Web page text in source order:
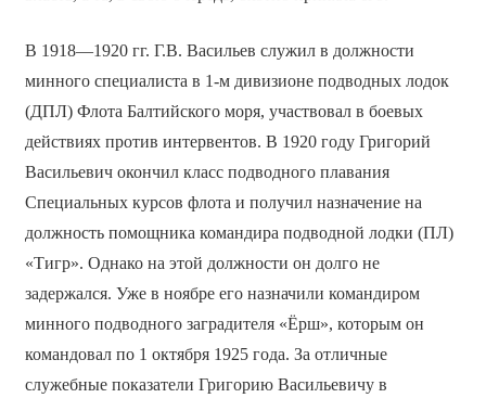
В 1918—1920 гг. Г.В. Васильев служил в должности
минного специалиста в 1-м дивизионе подводных лодок
(ДПЛ) Флота Балтийского моря, участвовал в боевых
действиях против интервентов. В 1920 году Григорий
Васильевич окончил класс подводного плавания
Специальных курсов флота и получил назначение на
должность помощника командира подводной лодки (ПЛ)
«Тигр». Однако на этой должности он долго не
задержался. Уже в ноябре его назначили командиром
минного подводного заградителя «Ёрш», которым он
командовал по 1 октября 1925 года. За отличные
служебные показатели Григорию Васильевичу в